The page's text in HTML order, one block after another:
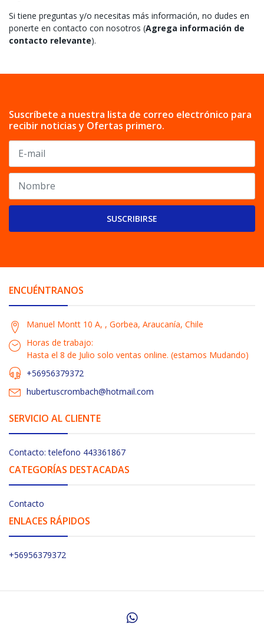
Si tiene preguntas y/o necesitas más información, no dudes en
ponerte en contacto con nosotros (Agrega información de
contacto relevante).
Suscríbete a nuestra lista de correo electrónico para
recibir noticias y Ofertas primero.
SUSCRIBIRSE
ENCUÉNTRANOS
Manuel Montt 10 A, , Gorbea, Araucanía, Chile
Horas de trabajo:
Hasta el 8 de Julio solo ventas online. (estamos Mudando)
+56956379372
hubertuscrombach@hotmail.com
SERVICIO AL CLIENTE
Contacto: telefono 443361867
CATEGORÍAS DESTACADAS
Contacto
ENLACES RÁPIDOS
+56956379372